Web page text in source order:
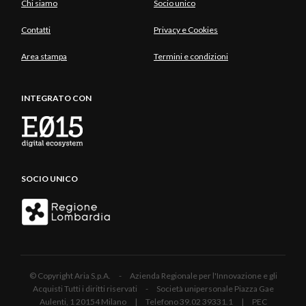
Chi siamo Socio unico
Contatti Privacy e Cookies
Area stampa Termini e condizioni
INTEGRATO CON
SOCIO UNICO
© Copyright Aria S.p.A. - Azienda Regionale per l'Innovazione e gli
Acquisti Tutti i diritti riservati - Società unipersonale Piazza Gae
Aulenti, 1 20154 Milano | Telefono 39.02 39331.1 | PEC